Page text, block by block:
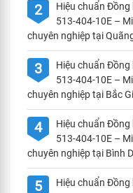
2
Hiệu chuẩn
513-404-10E –
chuyên nghiệp tại
3
Hiệu chuẩn
513-404-10E –
chuyên nghiệp tại Bắc
4
Hiệu chuẩn
513-404-10E –
chuyên nghiệp tại Bình
5
Hiệu chuẩn